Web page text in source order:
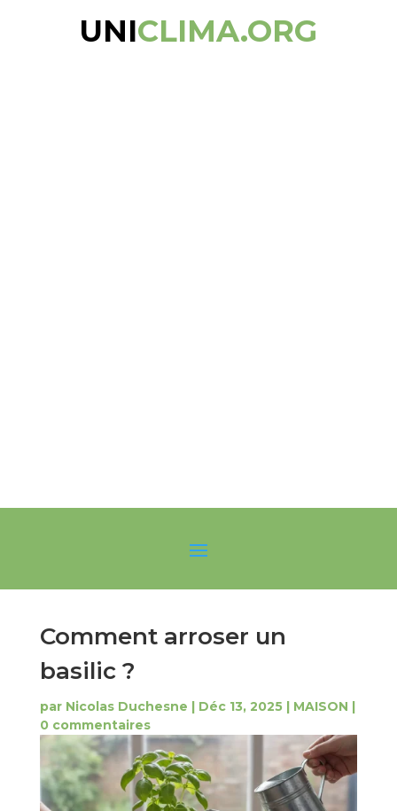
UNICLIMA.ORG
Comment arroser un
basilic ?
par Nicolas Duchesne | Déc 13, 2025| MAISON |
0 commentaires